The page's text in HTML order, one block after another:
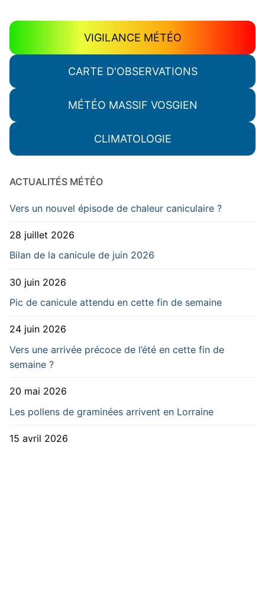
VIGILANCE MÉTÉO
CARTE D'OBSERVATIONS
MÉTÉO MASSIF VOSGIEN
CLIMATOLOGIE
ACTUALITÉS MÉTÉO
Vers un nouvel épisode de chaleur caniculaire ?
28 juillet 2026
Bilan de la canicule de juin 2026
30 juin 2026
Pic de canicule attendu en cette fin de semaine
24 juin 2026
Vers une arrivée précoce de l’été en cette fin de
semaine ?
20 mai 2026
Les pollens de graminées arrivent en Lorraine
15 avril 2026